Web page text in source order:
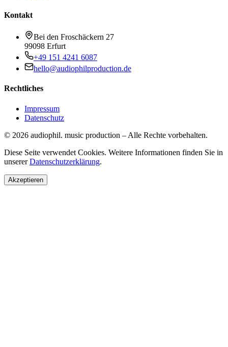
Kontakt
Bei den Froschäckern 27
99098 Erfurt
+49 151 4241 6087
hello@audiophilproduction.de
Rechtliches
Impressum
Datenschutz
© 2026 audiophil. music production – Alle Rechte vorbehalten.
Diese Seite verwendet Cookies. Weitere Informationen finden Sie in
unsererDatenschutzerklärung.
Akzeptieren